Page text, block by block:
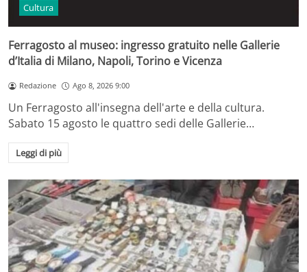
Cultura
Ferragosto al museo: ingresso gratuito nelle Gallerie
d’Italia di Milano, Napoli, Torino e Vicenza
Redazione Ago 8, 2026 9:00
Un Ferragosto all'insegna dell'arte e della cultura.
Sabato 15 agosto le quattro sedi delle Gallerie…
Leggi di più